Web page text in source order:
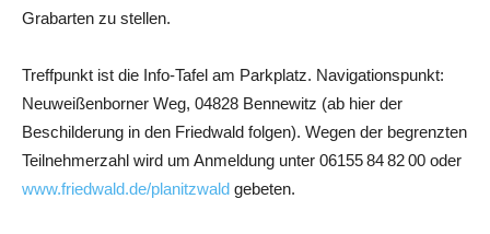
Grabarten zu stellen.
Treffpunkt ist die Info-Tafel am Parkplatz. Navigationspunkt:
Neuweißenborner Weg, 04828 Bennewitz (ab hier der
Beschilderung in den Friedwald folgen). Wegen der begrenzten
Teilnehmerzahl wird um Anmeldung unter 06155 84 82 00 oder
www.friedwald.de/planitzwald gebeten.